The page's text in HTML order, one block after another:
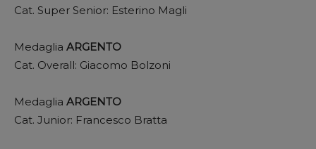
Cat. Super Senior: Esterino Magli
Medaglia ARGENTO
Cat. Overall: Giacomo Bolzoni
Medaglia ARGENTO
Cat. Junior: Francesco Bratta